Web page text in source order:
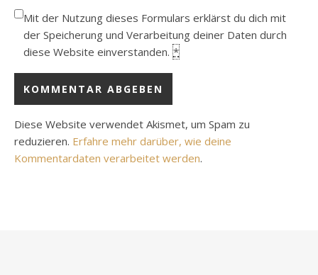
Mit der Nutzung dieses Formulars erklärst du dich mit
der Speicherung und Verarbeitung deiner Daten durch
diese Website einverstanden. *
Diese Website verwendet Akismet, um Spam zu
reduzieren. Erfahre mehr darüber, wie deine
Kommentardaten verarbeitet werden.